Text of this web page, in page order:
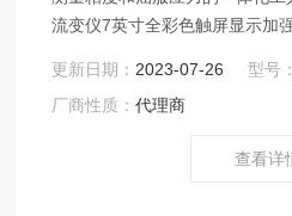
流变仪7英寸全彩色触屏显示加
登录设置分析屈服应力、流变曲
流平和恢复等特性指标可单机编
件实现用电脑对整个流变测试过
更新日期： 2023-07-26 型号：
厂商性质：代理商
查看详